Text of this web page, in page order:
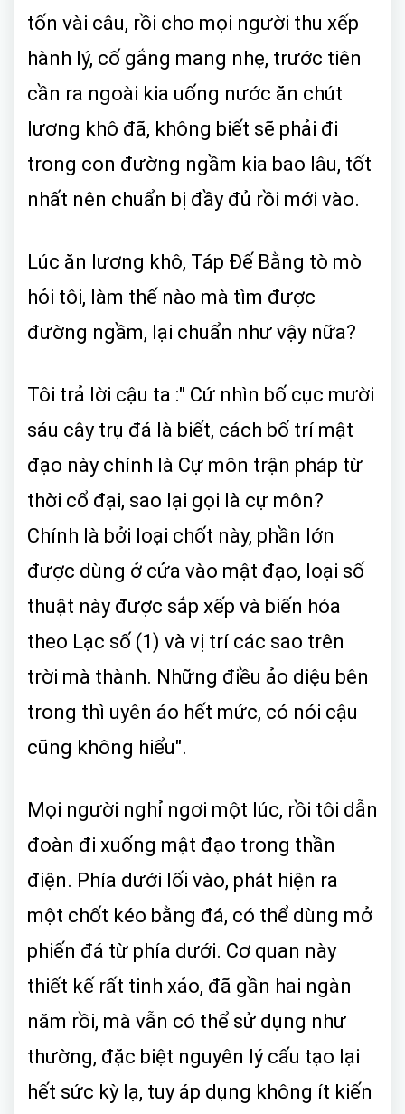
tốn vài câu, rồi cho mọi người thu xếp
hành lý, cố gắng mang nhẹ, trước tiên
cần ra ngoài kia uống nước ăn chút
lương khô đã, không biết sẽ phải đi
trong con đường ngầm kia bao lâu, tốt
nhất nên chuẩn bị đầy đủ rồi mới vào.
Lúc ăn lương khô, Táp Đế Bằng tò mò
hỏi tôi, làm thế nào mà tìm được
đường ngầm, lại chuẩn như vậy nữa?
Tôi trả lời cậu ta :" Cứ nhìn bố cục mười
sáu cây trụ đá là biết, cách bố trí mật
đạo này chính là Cự môn trận pháp từ
thời cổ đại, sao lại gọi là cự môn?
Chính là bởi loại chốt này, phần lớn
được dùng ở cửa vào mật đạo, loại số
thuật này được sắp xếp và biến hóa
theo Lạc số (1) và vị trí các sao trên
trời mà thành. Những điều ảo diệu bên
trong thì uyên áo hết mức, có nói cậu
cũng không hiểu".
Mọi người nghỉ ngơi một lúc, rồi tôi dẫn
đoàn đi xuống mật đạo trong thần
điện. Phía dưới lối vào, phát hiện ra
một chốt kéo bằng đá, có thể dùng mở
phiến đá từ phía dưới. Cơ quan này
thiết kế rất tinh xảo, đã gần hai ngàn
năm rồi, mà vẫn có thể sử dụng như
thường, đặc biệt nguyên lý cấu tạo lại
hết sức kỳ lạ, tuy áp dụng không ít kiến